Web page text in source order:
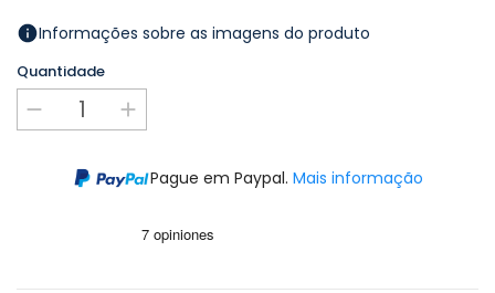
Informações sobre as imagens do produto
Quantidade
Pague em Paypal. Mais informação